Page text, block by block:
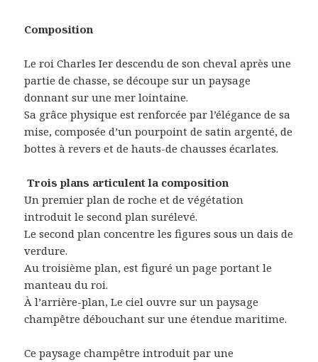
Composition
Le roi Charles Ier descendu de son cheval après une
partie de chasse, se découpe sur un paysage
donnant sur une mer lointaine.
Sa grâce physique est renforcée par l’élégance de sa
mise, composée d’un pourpoint de satin argenté, de
bottes à revers et de hauts-de chausses écarlates.
Trois plans articulent la composition
Un premier plan de roche et de végétation
introduit le second plan surélevé.
Le second plan concentre les figures sous un dais de
verdure.
Au troisième plan, est figuré un page portant le
manteau du roi.
À l’arrière-plan, Le ciel ouvre sur un paysage
champêtre débouchant sur une étendue maritime.
Ce paysage champêtre introduit par une